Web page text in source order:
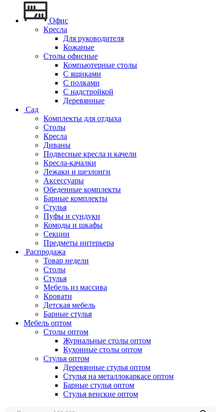
Офис
Кресла
Для руководителя
Кожаные
Столы офисные
Компьютерные столы
С ящиками
С полками
С надстройкой
Деревянные
Сад
Комплекты для отдыха
Столы
Кресла
Диваны
Подвесные кресла и качели
Кресла-качалки
Лежаки и шезлонги
Аксессуары
Обеденные комплекты
Барные комплекты
Стулья
Пуфы и сундуки
Комоды и шкафы
Секции
Предметы интерьера
Распродажа
Товар недели
Столы
Стулья
Мебель из массива
Кровати
Детская мебель
Барные стулья
Мебель оптом
Столы оптом
Журнальные столы оптом
Кухонные столы оптом
Стулья оптом
Деревянные стулья оптом
Стулья на металлокаркасе оптом
Барные стулья оптом
Стулья венские оптом